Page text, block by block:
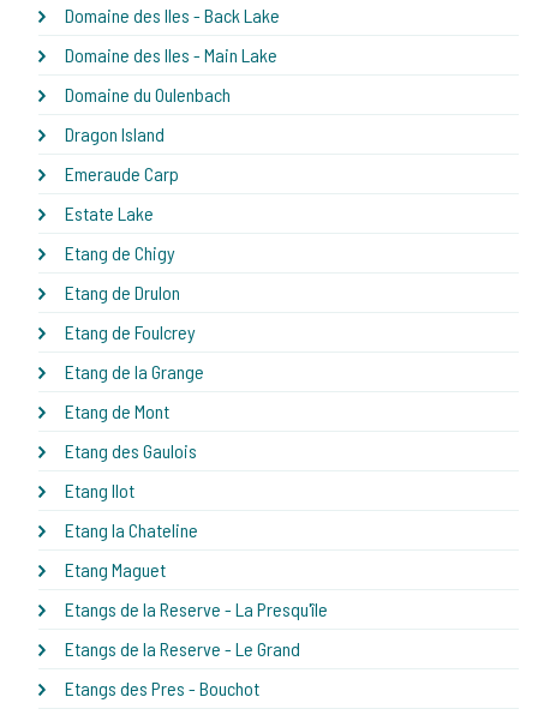
Domaine des Iles - Back Lake
Domaine des Iles - Main Lake
Domaine du Oulenbach
Dragon Island
Emeraude Carp
Estate Lake
Etang de Chigy
Etang de Drulon
Etang de Foulcrey
Etang de la Grange
Etang de Mont
Etang des Gaulois
Etang Ilot
Etang la Chateline
Etang Maguet
Etangs de la Reserve - La Presqu'île
Etangs de la Reserve - Le Grand
Etangs des Pres - Bouchot